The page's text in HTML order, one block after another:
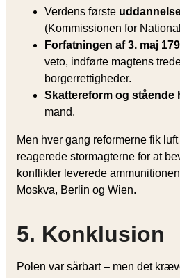
Verdens første
(Kommissionen for
Forfatningen af 3. maj
veto, indførte magtens
borgerrettigheder.
Skattereform og stående
mand.
Men hver gang reformerne fik
reagerede stormagterne for at
konflikter leverede
Moskva, Berlin og Wien.
5. Konklusion
Polen var sårbart – men det